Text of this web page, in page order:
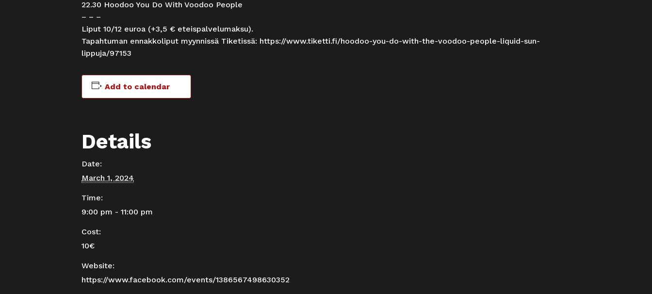
22.30 Hoodoo You Do With Voodoo People
– – –
Liput 10/12 euroa (+3,5 € eteispalvelumaksu).
Tapahtuman ennakkoliput myynnissä Tiketissä: https://www.tiketti.fi/hoodoo-you-do-with-the-voodoo-people-liquid-sun-
lippuja/97153
Add to calendar
Details
Date:
March 1, 2024
Time:
9:00 pm - 11:00 pm
Cost:
10€
Website:
https://www.facebook.com/events/1386567498630352